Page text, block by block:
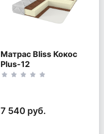
Матрас Bliss Кокос
Plus-12
7 540 руб.